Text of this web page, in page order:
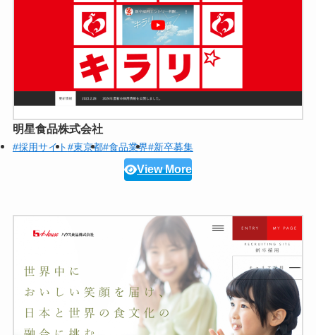
明星食品株式会社
#採用サイト#東京都#食品業界#新卒募集
View More